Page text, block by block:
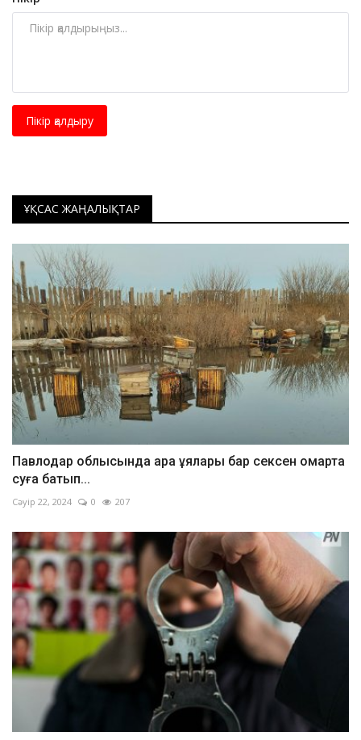
Пікір қалдыру
ҰҚСАС ЖАҢАЛЫҚТАР
Павлодар облысында ара ұялары бар сексен омарта
суға батып...
Сәуір 22, 2024 0 207